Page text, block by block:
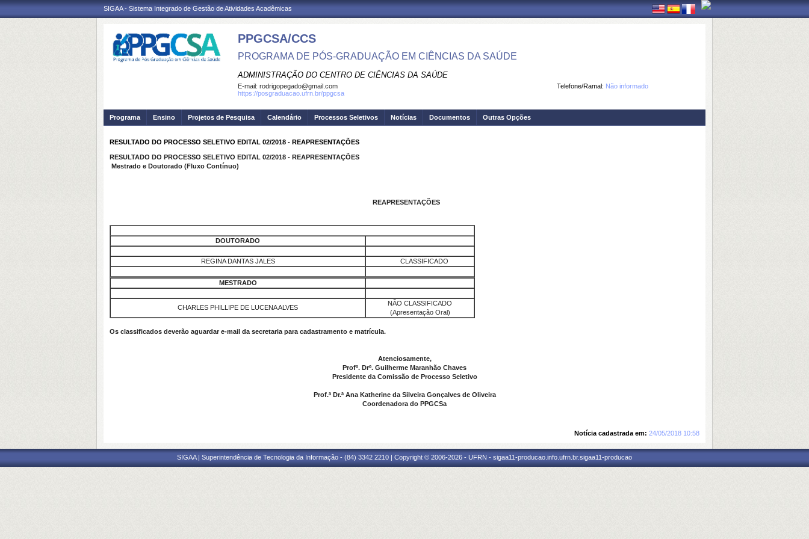
SIGAA - Sistema Integrado de Gestão de Atividades Acadêmicas
PPGCSA/CCS
PROGRAMA DE PÓS-GRADUAÇÃO EM CIÊNCIAS DA SAÚDE
ADMINISTRAÇÃO DO CENTRO DE CIÊNCIAS DA SAÚDE
Telefone/Ramal: Não informado
E-mail: rodrigopegado@gmail.com
https://posgraduacao.ufrn.br/ppgcsa
Programa Ensino Projetos de Pesquisa Calendário Processos Seletivos Notícias Documentos Outras Opções
RESULTADO DO PROCESSO SELETIVO EDITAL 02/2018 - REAPRESENTAÇÕES
RESULTADO DO PROCESSO SELETIVO EDITAL 02/2018 - REAPRESENTAÇÕES
Mestrado e Doutorado (Fluxo Contínuo)
REAPRESENTAÇÕES
DOUTORADO
REGINA DANTAS JALES CLASSIFICADO
MESTRADO
CHARLES PHILLIPE DE LUCENA ALVES
NÃO CLASSIFICADO
(Apresentação Oral)
Os classificados deverão aguardar e-mail da secretaria para cadastramento e matrícula.
Atenciosamente,
Profº. Drº. Guilherme Maranhão Chaves
Presidente da Comissão de Processo Seletivo
Prof.ª Dr.ª Ana Katherine da Silveira Gonçalves de Oliveira
Coordenadora do PPGCSa
Notícia cadastrada em: 24/05/2018 10:58
SIGAA | Superintendência de Tecnologia da Informação - (84) 3342 2210 | Copyright © 2006-2026 - UFRN - sigaa11-producao.info.ufrn.br.sigaa11-producao